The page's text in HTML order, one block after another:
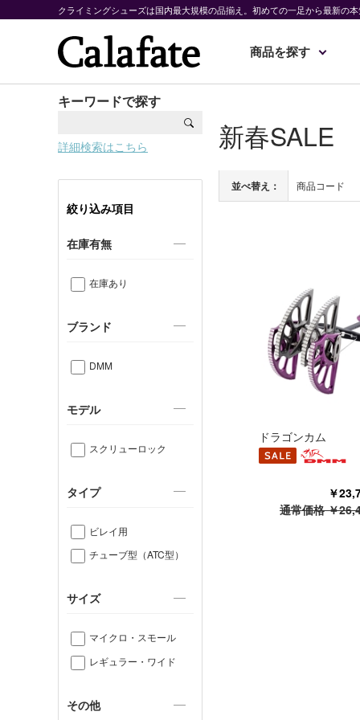
クライミングシューズは国内最大規模の品揃え。初めての一足から最新の
商品を探す
キーワードで探す
詳細検索はこちら
絞り込み項目
在庫有無
在庫あり
ブランド
DMM
モデル
スクリューロック
タイプ
ビレイ用
チューブ型（ATC型）
サイズ
マイクロ・スモール
レギュラー・ワイド
その他
新春SALE
並べ替え： 商品コード
ドラゴンカム
￥
通常価格 ￥